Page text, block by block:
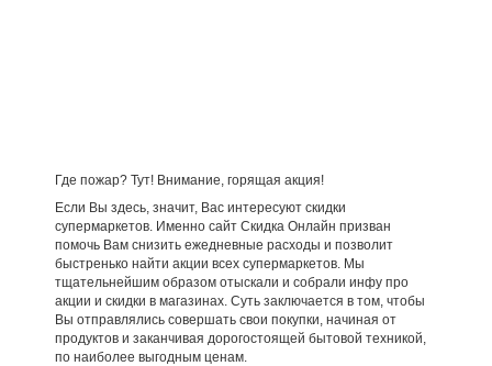
Где пожар? Тут! Внимание, горящая акция!
Если Вы здесь, значит, Вас интересуют скидки
супермаркетов. Именно сайт Скидка Онлайн призван
помочь Вам снизить ежедневные расходы и позволит
быстренько найти акции всех супермаркетов. Мы
тщательнейшим образом отыскали и собрали инфу про
акции и скидки в магазинах. Суть заключается в том, чтобы
Вы отправлялись совершать свои покупки, начиная от
продуктов и заканчивая дорогостоящей бытовой техникой,
по наиболее выгодным ценам.